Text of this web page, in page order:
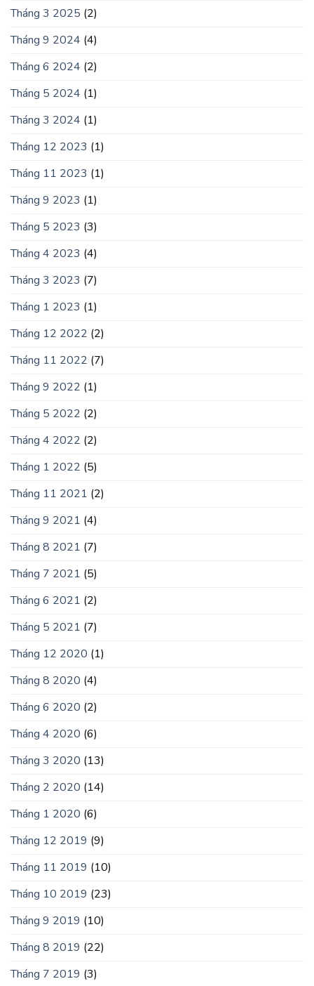
Tháng 3 2025 (2)
Tháng 9 2024 (4)
Tháng 6 2024 (2)
Tháng 5 2024 (1)
Tháng 3 2024 (1)
Tháng 12 2023 (1)
Tháng 11 2023 (1)
Tháng 9 2023 (1)
Tháng 5 2023 (3)
Tháng 4 2023 (4)
Tháng 3 2023 (7)
Tháng 1 2023 (1)
Tháng 12 2022 (2)
Tháng 11 2022 (7)
Tháng 9 2022 (1)
Tháng 5 2022 (2)
Tháng 4 2022 (2)
Tháng 1 2022 (5)
Tháng 11 2021 (2)
Tháng 9 2021 (4)
Tháng 8 2021 (7)
Tháng 7 2021 (5)
Tháng 6 2021 (2)
Tháng 5 2021 (7)
Tháng 12 2020 (1)
Tháng 8 2020 (4)
Tháng 6 2020 (2)
Tháng 4 2020 (6)
Tháng 3 2020 (13)
Tháng 2 2020 (14)
Tháng 1 2020 (6)
Tháng 12 2019 (9)
Tháng 11 2019 (10)
Tháng 10 2019 (23)
Tháng 9 2019 (10)
Tháng 8 2019 (22)
Tháng 7 2019 (3)